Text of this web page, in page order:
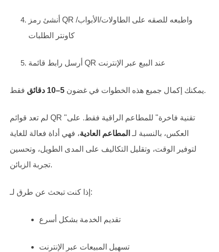
أنشئ رمز QR واطبعه للصقه على الطاولات/الأبواب/
كاونتر الطلبات
أرسل رابط قائمة QR عند البيع عبر الإنترنت
يمكنك إكمال جميع هذه الخطوات في غضون 5–10 دقائق فقط.
لم تعد قوائم QR "تقنية فاخرة" للمطاعم الراقية فقط. على
العكس، بالنسبة لـ المطاعم العادية، فهي أداة فعالة للغاية
لتوفير الوقت، وتقليل التكاليف على المدى الطويل، وتحسين
تجربة الزبائن.
إذا كنت تبحث عن طرق لـ:
تقديم الخدمة بشكل أسرع
تسهيل المبيعات عبر الإنترنت